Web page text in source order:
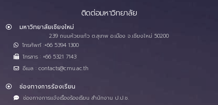
ติดต่อมหาวิทยาลัย
มหาวิทยาลัยเชียงใหม่
239 ถนนห้วยแก้ว ต.สุเทพ อ.เมือง จ.เชียงใหม่ 50200
โทรศัพท์ :+66 5394 1300
โทรสาร : +66 5321 7143
อีเมล : contacts@cmu.ac.th
ช่องทางการร้องเรียน
ช่องทางการแจ้งเรื่องร้องเรียน สำนักงาน ป.ป.ช.